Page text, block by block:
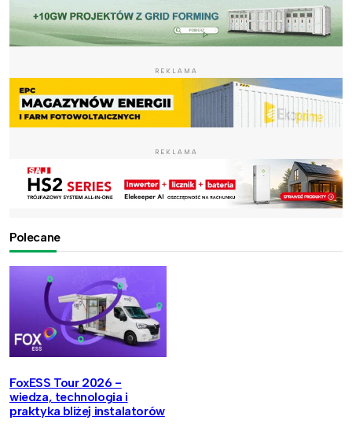
REKLAMA
REKLAMA
Polecane
FoxESS Tour 2026 -
wiedza, technologia i
praktyka bliżej instalatorów